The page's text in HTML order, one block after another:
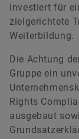
investiert für
zielgerichtete
Weiterbildung.
Die Achtung
Gruppe ein
Rights
ausgebaut